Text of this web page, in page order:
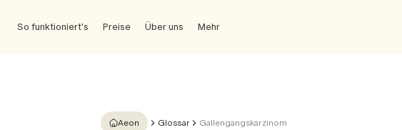
So funktioniert's Preise Über uns Mehr
Aeon Glossar Gallengangskarzinom